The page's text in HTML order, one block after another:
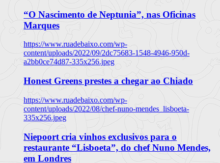
“O Nascimento de Neptunia”, nas Oficinas
Marques
https://www.ruadebaixo.com/wp-
content/uploads/2022/09/2dc75683-1548-4946-950d-
a2bb0ce74d87-335x256.jpeg
Honest Greens prestes a chegar ao Chiado
https://www.ruadebaixo.com/wp-
content/uploads/2022/08/chef-nuno-mendes_lisboeta-
335x256.jpeg
Niepoort cria vinhos exclusivos para o
restaurante “Lisboeta”, do chef Nuno Mendes,
em Londres